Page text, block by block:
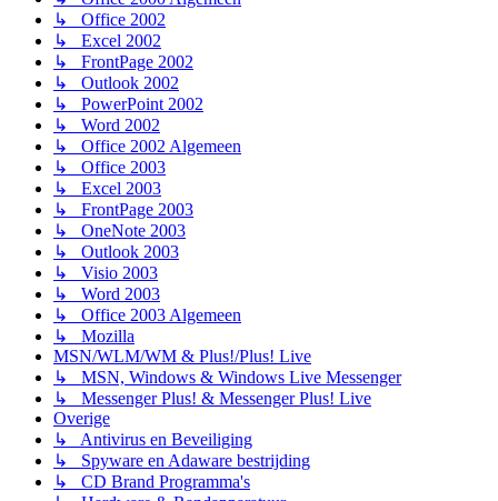
↳ Office 2002
↳ Excel 2002
↳ FrontPage 2002
↳ Outlook 2002
↳ PowerPoint 2002
↳ Word 2002
↳ Office 2002 Algemeen
↳ Office 2003
↳ Excel 2003
↳ FrontPage 2003
↳ OneNote 2003
↳ Outlook 2003
↳ Visio 2003
↳ Word 2003
↳ Office 2003 Algemeen
↳ Mozilla
MSN/WLM/WM & Plus!/Plus! Live
↳ MSN, Windows & Windows Live Messenger
↳ Messenger Plus! & Messenger Plus! Live
Overige
↳ Antivirus en Beveiliging
↳ Spyware en Adaware bestrijding
↳ CD Brand Programma's